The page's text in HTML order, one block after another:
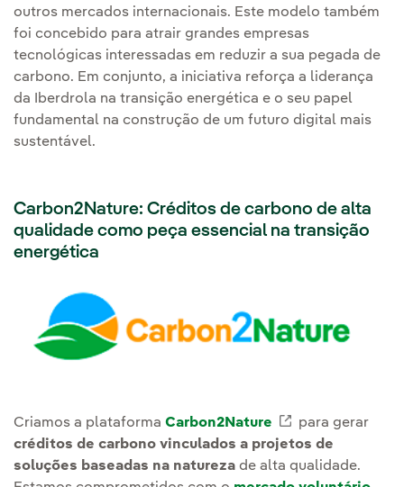
outros mercados internacionais. Este modelo também
foi concebido para atrair grandes empresas
tecnológicas interessadas em reduzir a sua pegada de
carbono. Em conjunto, a iniciativa reforça a liderança
da Iberdrola na transição energética e o seu papel
fundamental na construção de um futuro digital mais
sustentável.
Carbon2Nature: Créditos de carbono de alta
qualidade como peça essencial na transição
energética
Criamos a plataforma Carbon2Nature External link,
para gerar
créditos de carbono vinculados a projetos de
soluções baseadas na natureza de alta qualidade.